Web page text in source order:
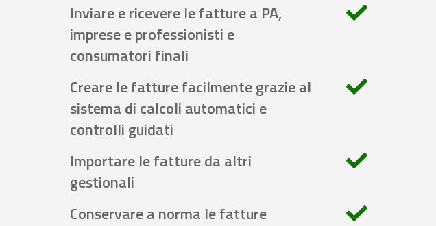
Inviare e ricevere le fatture a PA,
imprese e professionisti e
consumatori finali
Creare le fatture facilmente grazie al
sistema di calcoli automatici e
controlli guidati
Importare le fatture da altri
gestionali
Conservare a norma le fatture